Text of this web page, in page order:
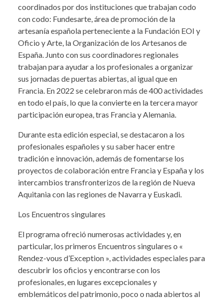
coordinados por dos instituciones que trabajan codo
con codo: Fundesarte, área de promoción de la
artesanía española perteneciente a la Fundación EOI y
Oficio y Arte, la Organización de los Artesanos de
España. Junto con sus coordinadores regionales
trabajan para ayudar a los profesionales a organizar
sus jornadas de puertas abiertas, al igual que en
Francia. En 2022 se celebraron más de 400 actividades
en todo el país, lo que la convierte en la tercera mayor
participación europea, tras Francia y Alemania.
Durante esta edición especial, se destacaron a los
profesionales españoles y su saber hacer entre
tradición e innovación, además de fomentarse los
proyectos de colaboración entre Francia y España y los
intercambios transfronterizos de la región de Nueva
Aquitania con las regiones de Navarra y Euskadi.
Los Encuentros singulares
El programa ofreció numerosas actividades y, en
particular, los primeros Encuentros singulares o «
Rendez-vous d’Exception », actividades especiales para
descubrir los oficios y encontrarse con los
profesionales, en lugares excepcionales y
emblemáticos del patrimonio, poco o nada abiertos al